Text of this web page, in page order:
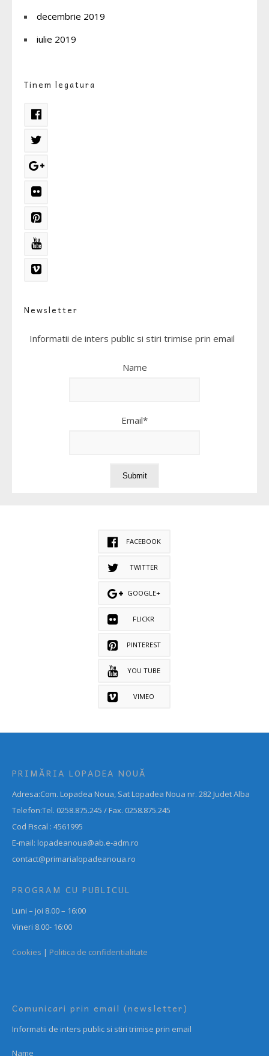
decembrie 2019
iulie 2019
Tinem legatura
Newsletter
Informatii de inters public si stiri trimise prin email
Name
Email*
FACEBOOK
TWITTER
GOOGLE+
FLICKR
PINTEREST
YOU TUBE
VIMEO
PRIMĂRIA LOPADEA NOUĂ
Adresa:Com. Lopadea Noua, Sat Lopadea Noua nr. 282 Judet Alba
Telefon:Tel. 0258.875.245 / Fax. 0258.875.245
Cod Fiscal : 4561995
E-mail: lopadeanoua@ab.e-adm.ro
contact@primarialopadeanoua.ro
PROGRAM CU PUBLICUL
Luni – joi 8.00 – 16:00
Vineri 8.00- 16:00
Cookies | Politica de confidentialitate
Comunicari prin email (newsletter)
Informatii de inters public si stiri trimise prin email
Name